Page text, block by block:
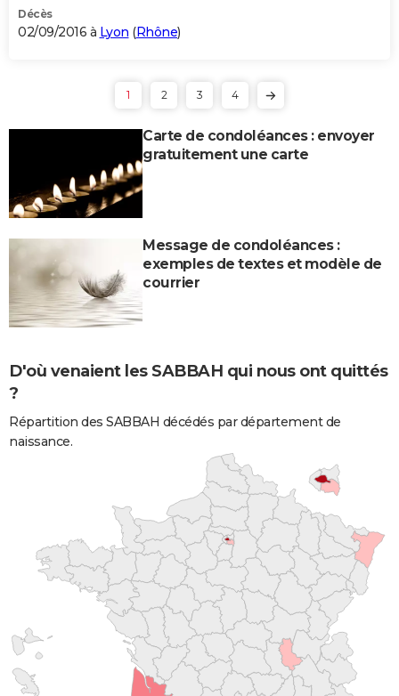
Décès
02/09/2016 à Lyon (Rhône)
1 2 3 4
Carte de condoléances : envoyer
gratuitement une carte
Message de condoléances :
exemples de textes et modèle de
courrier
D'où venaient les SABBAH qui nous ont quittés
?
Répartition des SABBAH décédés par département de
naissance.